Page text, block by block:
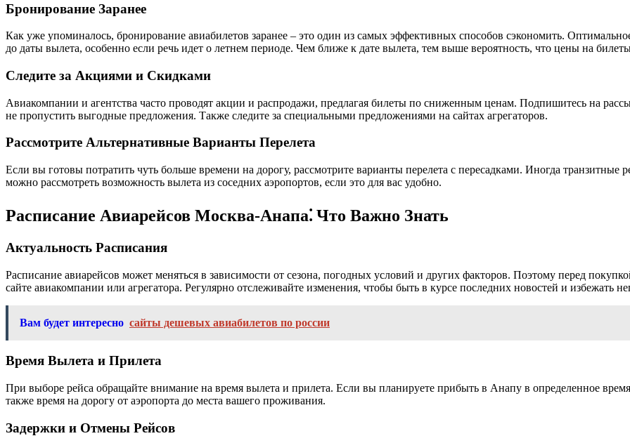
Бронирование Заранее
Как уже упоминалось, бронирование авиабилетов заранее – это один из самых эффективных способов сэкономить.
до даты вылета, особенно если речь идет о летнем периоде. Чем ближе к дате вылета, тем выше вероятность, что цены на
Следите за Акциями и Скидками
Авиакомпании и агентства часто проводят акции и распродажи, предлагая билеты по сниженным ценам. Подпишитесь на
не пропустить выгодные предложения. Также следите за специальными предложениями на сайтах агрегаторов.
Рассмотрите Альтернативные Варианты Перелета
Если вы готовы потратить чуть больше времени на дорогу, рассмотрите варианты перелета с пересадками. Иногда транзитные
можно рассмотреть возможность вылета из соседних аэропортов, если это для вас удобно.
Расписание Авиарейсов Москва-Анапа⁚ Что Важно Знать
Актуальность Расписания
Расписание авиарейсов может меняться в зависимости от сезона, погодных условий и других факторов. Поэтому перед
сайте авиакомпании или агрегатора. Регулярно отслеживайте изменения, чтобы быть в курсе последних новостей и избежать
Вам будет интересно сайты дешевых авиабилетов по россии
Время Вылета и Прилета
При выборе рейса обращайте внимание на время вылета и прилета. Если вы планируете прибыть в Анапу в определенное
также время на дорогу от аэропорта до места вашего проживания.
Задержки и Отмены Рейсов